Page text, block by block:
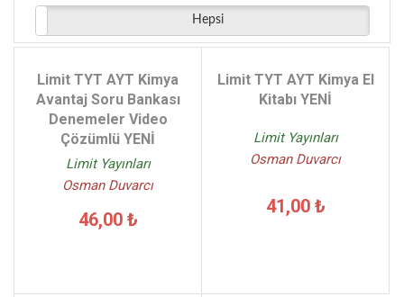
Hepsi
Limit TYT AYT Kimya
Avantaj Soru Bankası
Denemeler Video
Çözümlü YENİ
Limit Yayınları
Osman Duvarcı
46,00 ₺
Limit TYT AYT Kimya El
Kitabı YENİ
Limit Yayınları
Osman Duvarcı
41,00 ₺